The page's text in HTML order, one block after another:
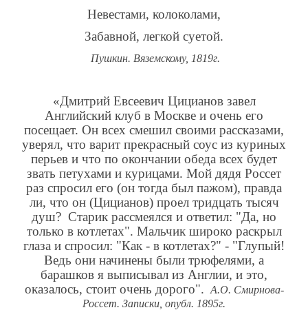
Невестами, колоколами,
Забавной, легкой суетой.
Пушкин. Вяземскому, 1819г.
«Дмитрий Евсеевич Цицианов завел
Английский клуб в Москве и очень его
посещает. Он всех смешил своими рассказами,
уверял, что варит прекрасный соус из куриных
перьев и что по окончании обеда всех будет
звать петухами и курицами. Мой дядя Россет
раз спросил его (он тогда был пажом), правда
ли, что он (Цицианов) проел тридцать тысяч
душ? Старик рассмеялся и ответил: "Да, но
только в котлетах". Мальчик широко раскрыл
глаза и спросил: "Как - в котлетах?" - "Глупый!
Ведь они начинены были трюфелями, а
барашков я выписывал из Англии, и это,
оказалось, стоит очень дорого". А.О. Смирнова-
Россет. Записки, опубл. 1895г.